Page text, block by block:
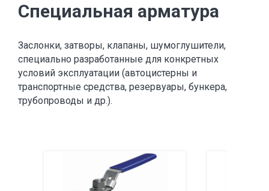
Специальная арматура
Заслонки, затворы, клапаны, шумоглушители,
специально разработанные для конкретных
условий эксплуатации (автоцистерны и
транспортные средства, резервуары, бункера,
трубопроводы и др.).